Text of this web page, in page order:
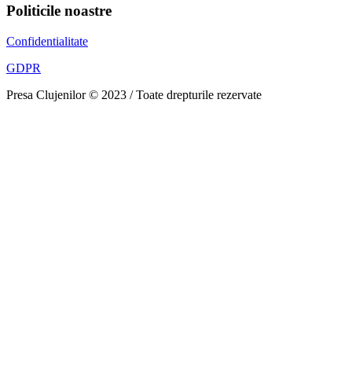
Politicile noastre
Confidentialitate
GDPR
Presa Clujenilor © 2023 / Toate drepturile rezervate